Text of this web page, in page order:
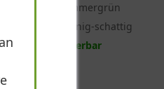
Sommergrün
Sonnig-schattig
Lieferbar